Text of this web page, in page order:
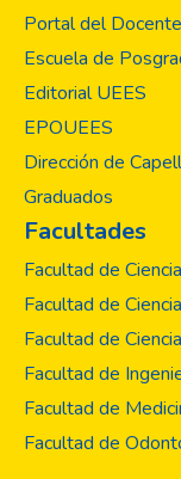
o
95
Portal del Docente
Escuela de
Editorial UEES
EPOUEES
Dirección de
Graduados
Facultades
Facultad de
Facultad de
Facultad de
Facultad de
Facultad de
Facultad de